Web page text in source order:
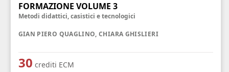
FORMAZIONE VOLUME 3
Metodi didattici, casistici e tecnologici
GIAN PIERO QUAGLINO, CHIARA GHISLIERI
30 crediti ECM